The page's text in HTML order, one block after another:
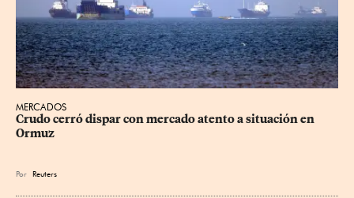
MERCADOS
Crudo cerró dispar con mercado atento a situación en
Ormuz
Por Reuters